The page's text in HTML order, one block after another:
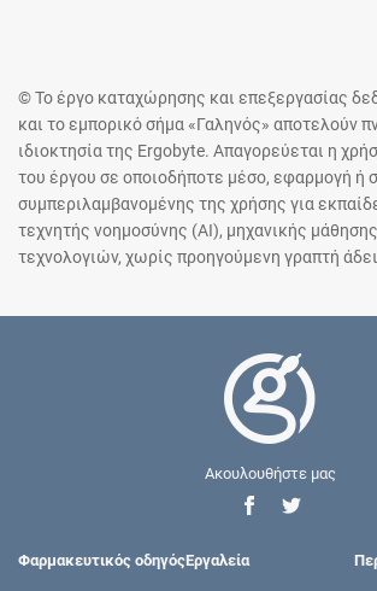
© Το έργο καταχώρησης και επεξεργασίας
και το εμπορικό σήμα «Γαληνός» αποτελούν
ιδιοκτησία της Ergobyte. Απαγορεύεται η
του έργου σε οποιοδήποτε μέσο, εφαρμογή ή
συμπεριλαμβανομένης της χρήσης για
τεχνητής νοημοσύνης (AI), μηχανικής
τεχνολογιών, χωρίς προηγούμενη γραπτή
Ακουλουθήστε μας
Φαρμακευτικός οδηγόςΕργαλεία